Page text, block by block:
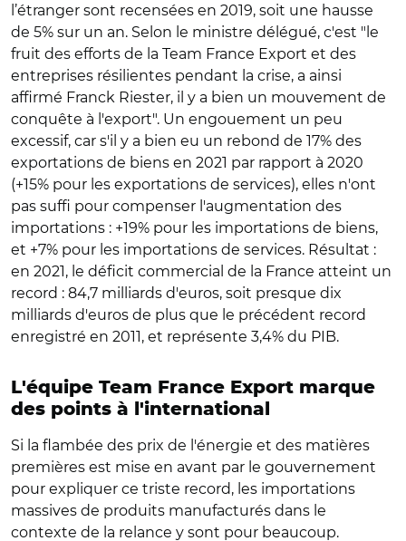
l’étranger sont recensées en 2019, soit une hausse
de 5% sur un an. Selon le ministre délégué, c'est "le
fruit des efforts de la Team France Export et des
entreprises résilientes pendant la crise, a ainsi
affirmé Franck Riester, il y a bien un mouvement de
conquête à l'export". Un engouement un peu
excessif, car s'il y a bien eu un rebond de 17% des
exportations de biens en 2021 par rapport à 2020
(+15% pour les exportations de services), elles n'ont
pas suffi pour compenser l'augmentation des
importations : +19% pour les importations de biens,
et +7% pour les importations de services. Résultat :
en 2021, le déficit commercial de la France atteint un
record : 84,7 milliards d'euros, soit presque dix
milliards d'euros de plus que le précédent record
enregistré en 2011, et représente 3,4% du PIB.
L'équipe Team France Export marque
des points à l'international
Si la flambée des prix de l'énergie et des matières
premières est mise en avant par le gouvernement
pour expliquer ce triste record, les importations
massives de produits manufacturés dans le
contexte de la relance y sont pour beaucoup.